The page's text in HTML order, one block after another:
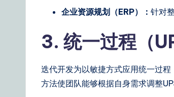
企业资源规划（ERP）： 针对
3. 统一过程（
迭代开发为以敏捷方式应用统一过
方法使团队能够根据自身需求调整